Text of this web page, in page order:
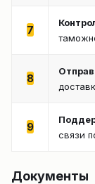
7
8
9
связи
Документы